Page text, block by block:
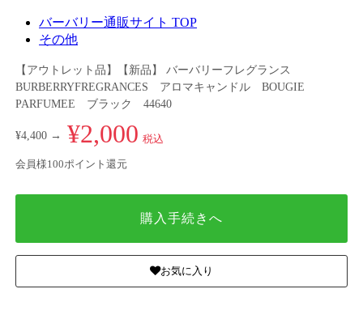
バーバリー通販サイト TOP
その他
【アウトレット品】【新品】 バーバリーフレグランス
BURBERRYFREGRANCES アロマキャンドル BOUGIE
PARFUMEE ブラック 44640
¥4,400 → ¥2,000 税込
会員様100ポイント還元
購入手続きへ
お気に入り